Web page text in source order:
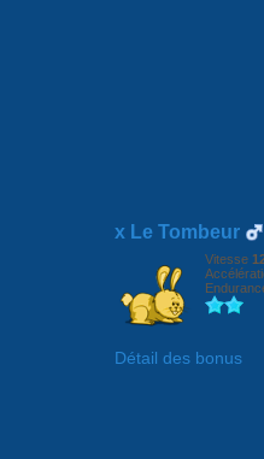
x Le Tombeur
Vitesse
Détail des bonus